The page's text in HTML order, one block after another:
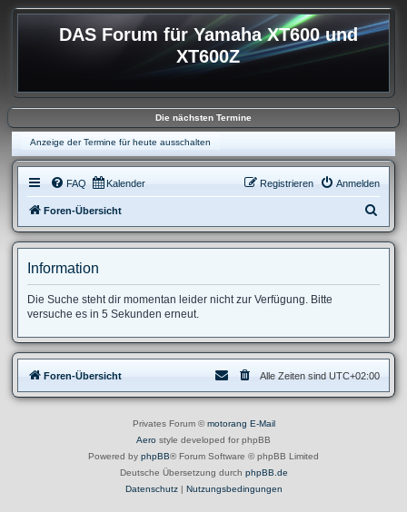
DAS Forum für Yamaha XT600 und
XT600Z
Die nächsten Termine
Anzeige der Termine für heute ausschalten
FAQ Kalender Anmelden
Registrieren
Foren-Übersicht
u
Information
Die Suche steht dir momentan leider nicht zur Verfügung. Bitte
versuche es in 5 Sekunden erneut.
Foren-Übersicht Alle Zeiten sind UTC+02:00
Privates Forum ©motorang E-Mail
Aero style developed for phpBB
Powered by phpBB® Forum Software © phpBB Limited
Deutsche Übersetzung durch phpBB.de
Datenschutz| Nutzungsbedingungen